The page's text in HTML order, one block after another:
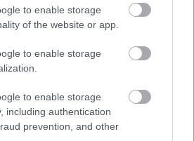
to enable storage
of the website or app.
to enable storage
to enable storage
including authentication
prevention, and other
továbbra is Mahershala Ali
noha ezt már 2019 óta tudjuk
premierdátumot kaptunk csak